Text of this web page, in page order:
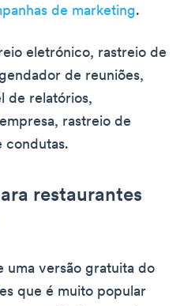
de marketing.
eletrónico, rastreio de
de reuniões,
de relatórios,
rastreio de
condutas.
restaurantes
uma versão gratuita do
que é muito popular